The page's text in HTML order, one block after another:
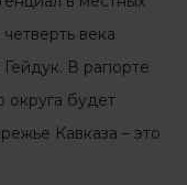
века
В рапорте
округа будет
Кавказа – это